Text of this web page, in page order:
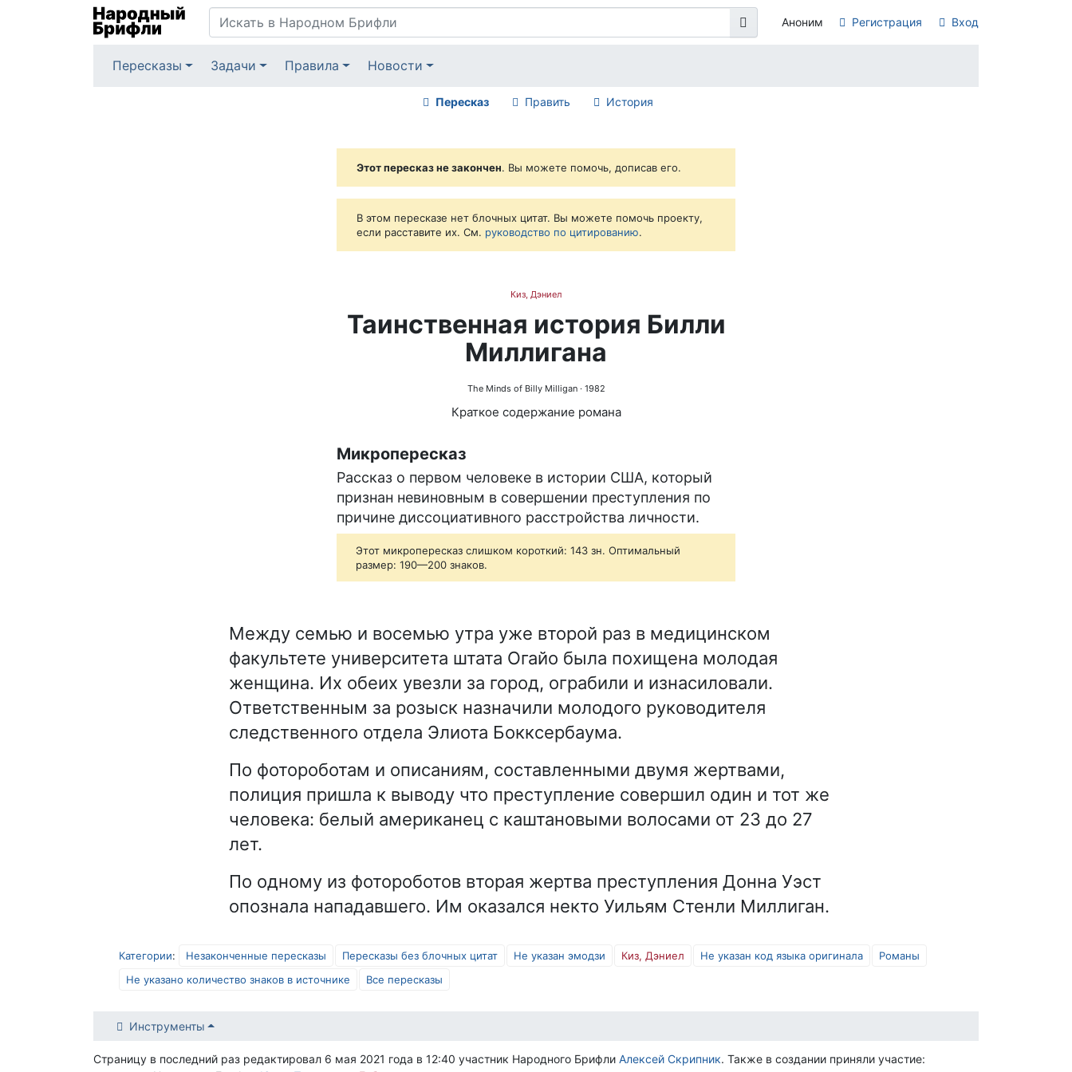
Аноним Регистрация Вход
Пересказы Задачи Правила Новости
Пересказ Править История
Этот пересказ не закончен. Вы можете помочь, дописав его.
В этом пересказе нет блочных цитат. Вы можете помочь проекту,
если расставите их. См. руководство по цитированию.
Киз, Дэниел
Таинственная история Билли
Миллигана
The Minds of Billy Milligan· 1982
Краткое содержание романа
Микропересказ
Рассказ о первом человеке в истории США, который
признан невиновным в совершении преступления по
причине диссоциативного расстройства личности.
Этот микропересказ слишком короткий: 143 зн. Оптимальный
размер: 190—200 знаков.
Между семью и восемью утра уже второй раз в медицинском
факультете университета штата Огайо была похищена молодая
женщина. Их обеих увезли за город, ограбили и изнасиловали.
Ответственным за розыск назначили молодого руководителя
следственного отдела Элиота Бокксербаума.
По фотороботам и описаниям, составленными двумя жертвами,
полиция пришла к выводу что преступление совершил один и тот же
человека: белый американец с каштановыми волосами от 23 до 27
лет.
По одному из фотороботов вторая жертва преступления Донна Уэст
опознала нападавшего. Им оказался некто Уильям Стенли Миллиган.
Категории: Незаконченные пересказы Пересказы без блочных цитат Не указан эмодзи Киз, Дэниел Не указан код языка оригинала
Романы
Не указано количество знаков в источнике
Все пересказы
Инструменты
Страницу в последний раз редактировал 6 мая 2021 года в 12:40 участник Народного Брифли Алексей Скрипник. Также в создании приняли участие: